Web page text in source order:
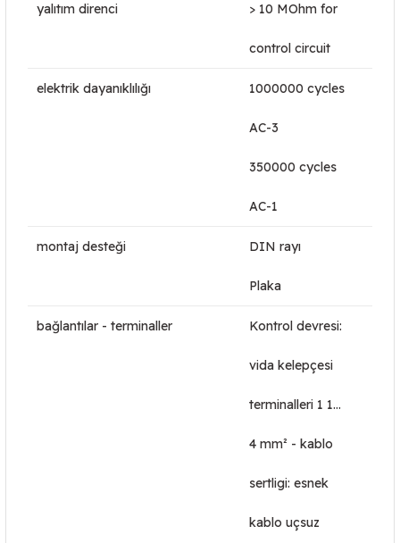
yalıtım direnci > 10 MOhm for
control circuit
elektrik dayanıklılığı 1000000 cycles
AC-3
350000 cycles
AC-1
montaj desteği DIN rayı
Plaka
bağlantılar - terminaller Kontrol devresi:
vida kelepçesi
terminalleri 1 1…
4 mm² - kablo
sertligi: esnek
kablo uçsuz